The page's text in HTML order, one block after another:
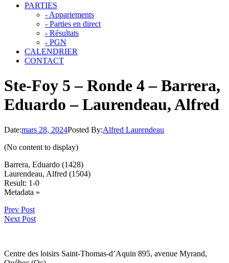
PARTIES
- Appariements
- Parties en direct
- Résultats
- PGN
CALENDRIER
CONTACT
Ste-Foy 5 – Ronde 4 – Barrera,
Eduardo – Laurendeau, Alfred
Date:mars 28, 2024Posted By:Alfred Laurendeau
(No content to display)
Barrera, Eduardo (1428)
Laurendeau, Alfred (1504)
Result: 1-0
Metadata »
Prev Post
Next Post
Centre des loisirs Saint-Thomas-d’Aquin 895, avenue Myrand,